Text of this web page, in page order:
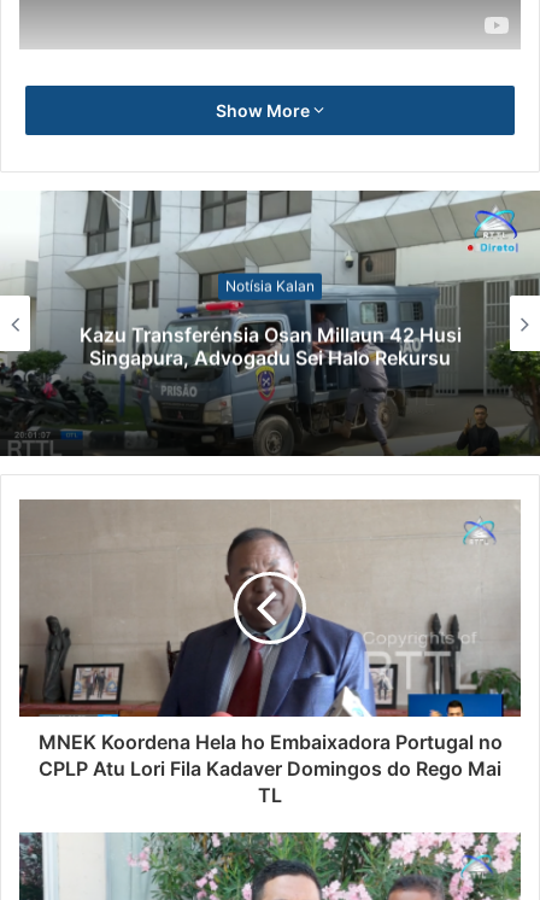
Show More
Notísia Kalan
Kazu Transferénsia Osan Millaun 42 Husi
Singapura, Advogadu Sei Halo Rekursu
MNEK Koordena Hela ho Embaixadora Portugal no
CPLP Atu Lori Fila Kadaver Domingos do Rego Mai
TL